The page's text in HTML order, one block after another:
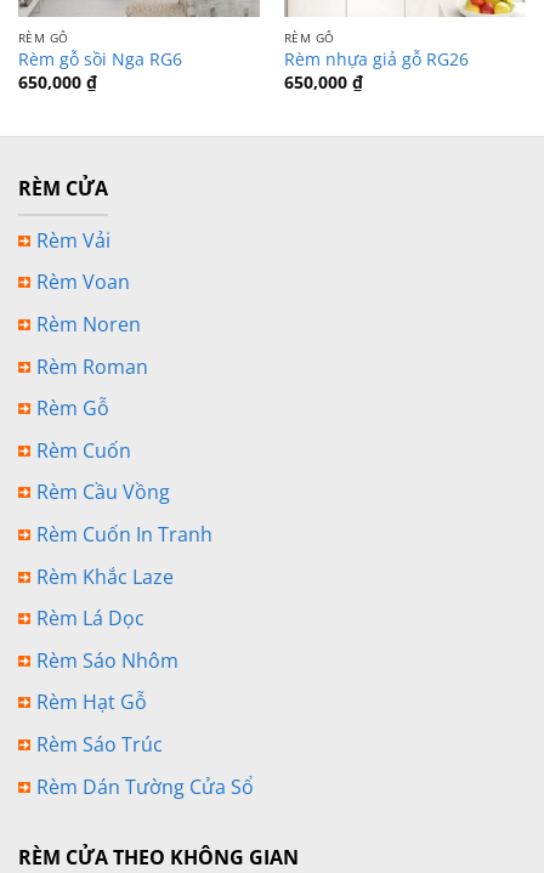
RÈM GỖ
Rèm gỗ sồi Nga RG6
650,000 ₫
RÈM GỖ
Rèm nhựa giả gỗ RG26
650,000 ₫
RÈM CỬA
Rèm Vải
Rèm Voan
Rèm Noren
Rèm Roman
Rèm Gỗ
Rèm Cuốn
Rèm Cầu Vồng
Rèm Cuốn In Tranh
Rèm Khắc Laze
Rèm Lá Dọc
Rèm Sáo Nhôm
Rèm Hạt Gỗ
Rèm Sáo Trúc
Rèm Dán Tường Cửa Sổ
RÈM CỬA THEO KHÔNG GIAN